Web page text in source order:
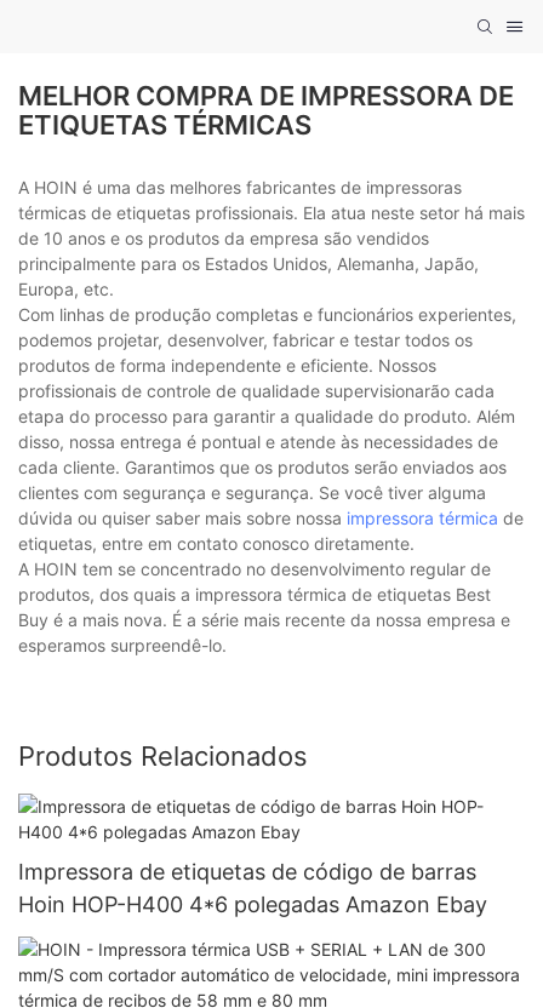
MELHOR COMPRA DE IMPRESSORA DE
ETIQUETAS TÉRMICAS
A HOIN é uma das melhores fabricantes de impressoras
térmicas de etiquetas profissionais. Ela atua neste setor há mais
de 10 anos e os produtos da empresa são vendidos
principalmente para os Estados Unidos, Alemanha, Japão,
Europa, etc.
Com linhas de produção completas e funcionários experientes,
podemos projetar, desenvolver, fabricar e testar todos os
produtos de forma independente e eficiente. Nossos
profissionais de controle de qualidade supervisionarão cada
etapa do processo para garantir a qualidade do produto. Além
disso, nossa entrega é pontual e atende às necessidades de
cada cliente. Garantimos que os produtos serão enviados aos
clientes com segurança e segurança. Se você tiver alguma
dúvida ou quiser saber mais sobre nossa impressora térmica de
etiquetas, entre em contato conosco diretamente.
A HOIN tem se concentrado no desenvolvimento regular de
produtos, dos quais a impressora térmica de etiquetas Best
Buy é a mais nova. É a série mais recente da nossa empresa e
esperamos surpreendê-lo.
Produtos Relacionados
Impressora de etiquetas de código de barras
Hoin HOP-H400 4*6 polegadas Amazon Ebay